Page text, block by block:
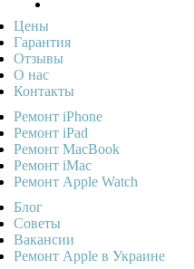
Цены
Гарантия
Отзывы
О нас
Контакты
Ремонт iPhone
Ремонт iPad
Ремонт MacBook
Ремонт iMac
Ремонт Apple Watch
Блог
Советы
Ваканcии
Ремонт Apple в Украине